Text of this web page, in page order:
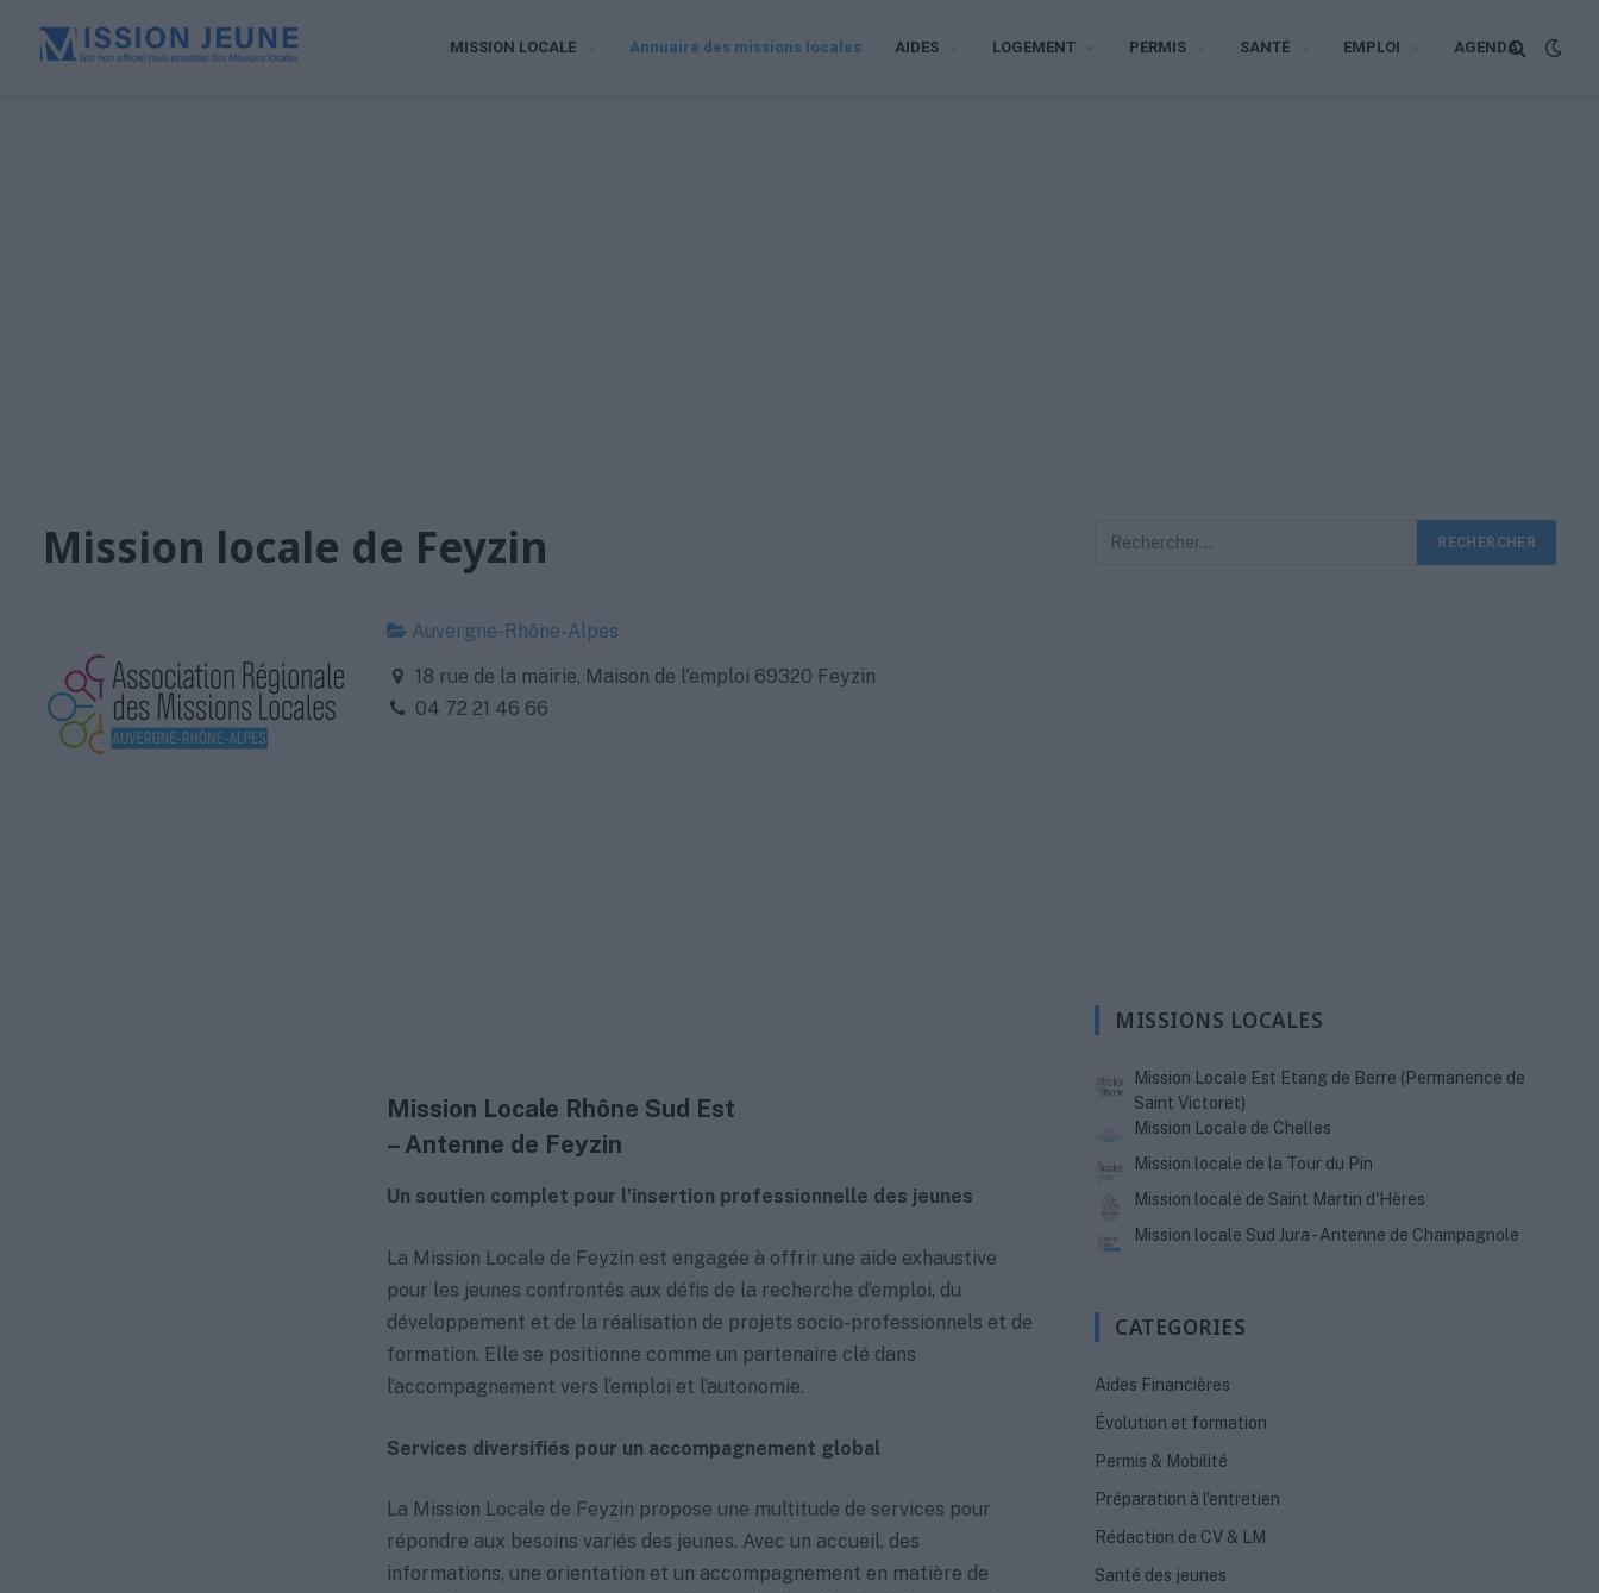
MISSION LOCALE Annuaire des missions locales AIDES LOGEMENT PERMIS SANTÉ EMPLOI AGENDA
Mission locale de Feyzin
Auvergne-Rhône-Alpes
18 rue de la mairie, Maison de l'emploi 69320 Feyzin
04 72 21 46 66
Mission Locale Rhône Sud Est
– Antenne de Feyzin
Un soutien complet pour l’insertion professionnelle des jeunes
La Mission Locale de Feyzin est engagée à offrir une aide exhaustive
pour les jeunes confrontés aux défis de la recherche d’emploi, du
développement et de la réalisation de projets socio-professionnels et de
formation. Elle se positionne comme un partenaire clé dans
l’accompagnement vers l’emploi et l’autonomie.
Services diversifiés pour un accompagnement global
La Mission Locale de Feyzin propose une multitude de services pour
répondre aux besoins variés des jeunes. Avec un accueil, des
informations, une orientation et un accompagnement en matière de
MISSIONS LOCALES
Mission Locale Est Etang de Berre (Permanence de
Saint Victoret)
Mission Locale de Chelles
Mission locale de la Tour du Pin
Mission locale de Saint Martin d'Hères
Mission locale Sud Jura - Antenne de Champagnole
CATEGORIES
Aides Financières
Évolution et formation
Permis & Mobilité
Préparation à l'entretien
Rédaction de CV & LM
Santé des jeunes